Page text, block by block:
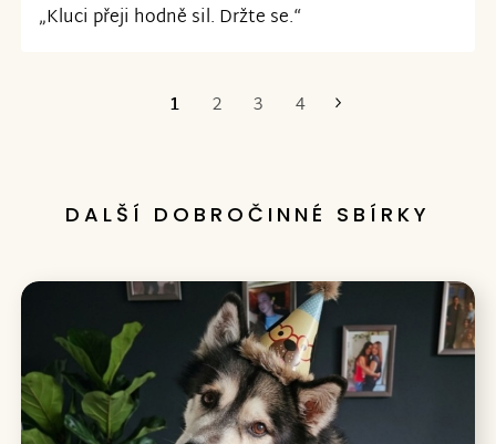
„Kluci přeji hodně sil. Držte se.“
1 2 3 4
DALŠÍ DOBROČINNÉ SBÍRKY